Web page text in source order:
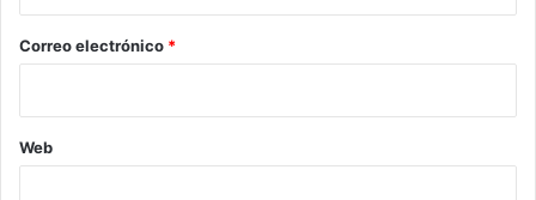
*
Correo electrónico *
Web